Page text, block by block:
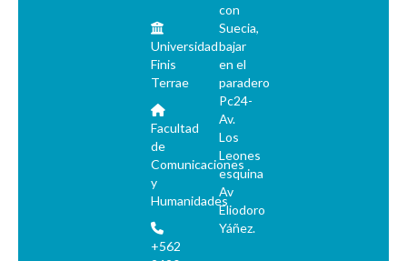
Universidad
Finis
Terrae
Facultad
de
Comunicaciones
y
Humanidades
+562
con
Suecia,
bajar
en el
paradero
Pc24-
Av.
Los
Leones
esquina
Av
Eliodoro
Yáñez.